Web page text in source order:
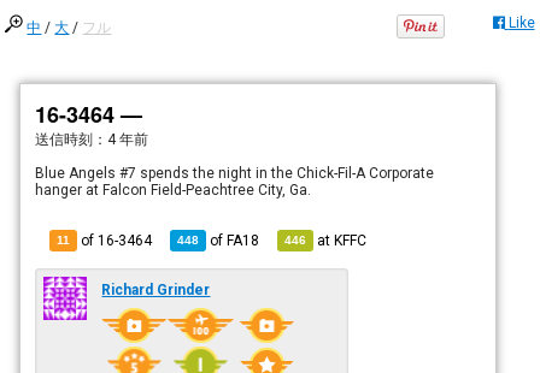
中 /大 / フル Like
16-3464 —
送信時刻： 4 年前
Blue Angels #7 spends the night in the Chick-Fil-A Corporate
hanger at Falcon Field-Peachtree City, Ga.
11 of 16-3464 448 ofFA18 446 atKFFC
Richard Grinder